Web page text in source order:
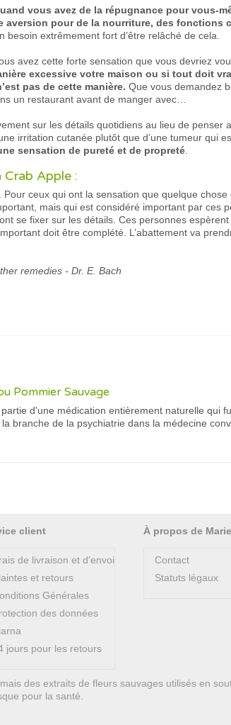
vous avez de la répugnance pour vous-
aversion pour de la nourriture, des fonctions
extrêmement fort d’être relâché de cela.
avez cette forte sensation que vous devriez
excessive votre maison ou si tout doit
pas de cette manière. Que vous demandez
un restaurant avant de manger avec…
sur les détails quotidiens au lieu de penser
irritation cutanée plutôt que d’une tumeur qui
sensation de pureté et de propreté
Apple :
ceux qui ont la sensation que quelque chose
mais qui est considéré important par ces
se fixer sur les détails. Ces personnes
doit être complété. L’abattement va
remedies - Dr. E. Bach
Pommier Sauvage
d'une médication entièrement naturelle qui
branche de la psychiatrie dans la médecine
client
de livraison et d'envoi
et retours
Générales
des données
jours pour les retours
À propos de
Contact
Statuts légaux
des extraits de fleurs sauvages utilisés en
pour la santé.